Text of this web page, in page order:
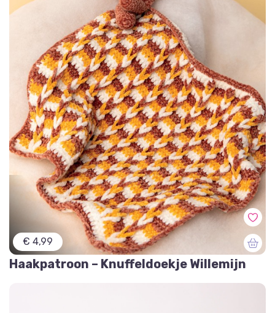
€ 4,99
Haakpatroon – Knuffeldoekje Willemijn